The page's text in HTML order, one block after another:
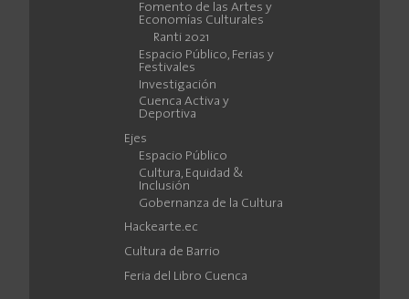
Fomento de las Artes y
Economías Culturales
Ranti 2021
Espacio Público, Ferias y
Festivales
Investigación
Cuenca Activa y
Deportiva
Ejes
Espacio Público
Cultura, Equidad &
Inclusión
Gobernanza de la Cultura
Hackearte.ec
Cultura de Barrio
Feria del Libro Cuenca